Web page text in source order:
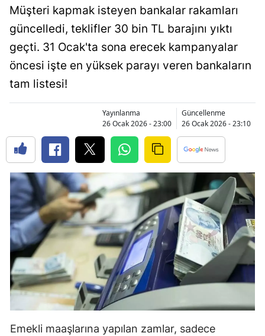
Bilecik
Bingöl
Bitlis
Burdur
Bursa
Çanakkale
Çankırı
Çorum
Denizli
Diyarbakır
Edirne
Elazığ
Erzincan
Müşteri kapmak isteyen bankalar rakamları
güncelledi, teklifler 30 bin TL barajını yıktı
geçti. 31 Ocak'ta sona erecek kampanyalar
öncesi işte en yüksek parayı veren bankaların
tam listesi!
Yayınlanma
26 Ocak 2026 - 23:00
Güncellenme
26 Ocak 2026 - 23:10
Emekli maaşlarına yapılan zamlar, sadece